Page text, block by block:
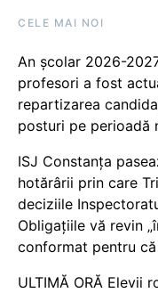
CELE MAI NOI
An școlar 2026-
profesori a fost
repartizarea
posturi pe perioadă
ISJ Constanța
hotărârii prin care
deciziile
Obligațiile vă revin
conformat pentru
ULTIMĂ ORĂ Elevii